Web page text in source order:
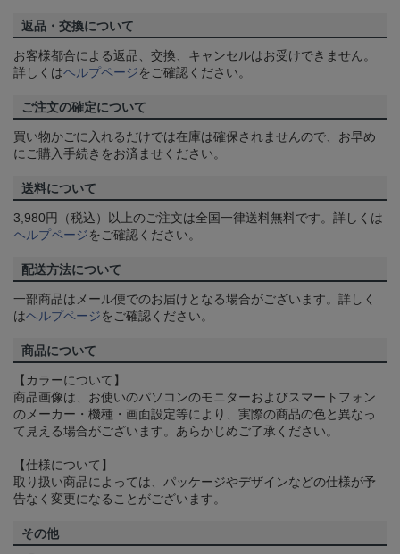
返品・交換について
お客様都合による返品、交換、キャンセルはお受けできません。
詳しくはヘルプページをご確認ください。
ご注文の確定について
買い物かごに入れるだけでは在庫は確保されませんので、お早め
にご購入手続きをお済ませください。
送料について
3,980円（税込）以上のご注文は全国一律送料無料です。詳しくは
ヘルプページをご確認ください。
配送方法について
一部商品はメール便でのお届けとなる場合がございます。詳しく
はヘルプページをご確認ください。
商品について
【カラーについて】
商品画像は、お使いのパソコンのモニターおよびスマートフォン
のメーカー・機種・画面設定等により、実際の商品の色と異なっ
て見える場合がございます。あらかじめご了承ください。
【仕様について】
取り扱い商品によっては、パッケージやデザインなどの仕様が予
告なく変更になることがございます。
その他